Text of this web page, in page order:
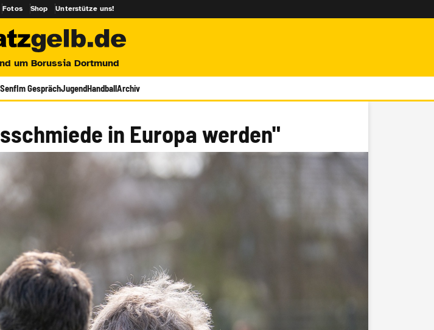
Fotos Shop Unterstütze uns!
um Borussia Dortmund
Im GesprächJugendHandballArchiv
in Europa werden"